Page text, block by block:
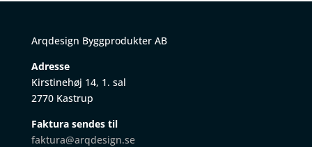
Arqdesign Byggprodukter AB
Adresse
Kirstinehøj 14, 1. sal
2770 Kastrup
Faktura sendes til
faktura@arqdesign.se